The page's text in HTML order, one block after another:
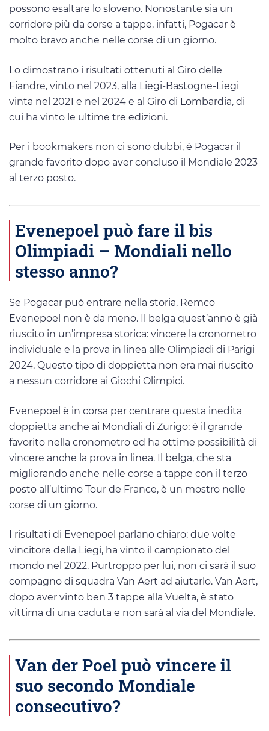
possono esaltare lo sloveno. Nonostante sia un
corridore più da corse a tappe, infatti, Pogacar è
molto bravo anche nelle corse di un giorno.
Lo dimostrano i risultati ottenuti al Giro delle
Fiandre, vinto nel 2023, alla Liegi-Bastogne-Liegi
vinta nel 2021 e nel 2024 e al Giro di Lombardia, di
cui ha vinto le ultime tre edizioni.
Per i bookmakers non ci sono dubbi, è Pogacar il
grande favorito dopo aver concluso il Mondiale 2023
al terzo posto.
Evenepoel può fare il bis
Olimpiadi – Mondiali nello
stesso anno?
Se Pogacar può entrare nella storia, Remco
Evenepoel non è da meno. Il belga quest’anno è già
riuscito in un’impresa storica: vincere la cronometro
individuale e la prova in linea alle Olimpiadi di Parigi
2024. Questo tipo di doppietta non era mai riuscito
a nessun corridore ai Giochi Olimpici.
Evenepoel è in corsa per centrare questa inedita
doppietta anche ai Mondiali di Zurigo: è il grande
favorito nella cronometro ed ha ottime possibilità di
vincere anche la prova in linea. Il belga, che sta
migliorando anche nelle corse a tappe con il terzo
posto all’ultimo Tour de France, è un mostro nelle
corse di un giorno.
I risultati di Evenepoel parlano chiaro: due volte
vincitore della Liegi, ha vinto il campionato del
mondo nel 2022. Purtroppo per lui, non ci sarà il suo
compagno di squadra Van Aert ad aiutarlo. Van Aert,
dopo aver vinto ben 3 tappe alla Vuelta, è stato
vittima di una caduta e non sarà al via del Mondiale.
Van der Poel può vincere il
suo secondo Mondiale
consecutivo?